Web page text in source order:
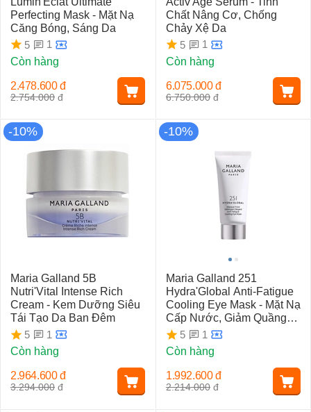
Perfecting Mask - Mặt Nạ
Căng Bóng, Sáng Da
5
1
Còn hàng
2.754.000 đ
2.478.600 đ
Chất Nâng Cơ, Chống
Chảy Xệ Da
5
1
Còn hàng
6.750.000 đ
6.075.000 đ
-10%
Maria Galland 5B
Nutri'Vital Intense Rich
Cream - Kem Dưỡng Siêu
Tái Tạo Da Ban Đêm
5
1
Còn hàng
3.294.000 đ
2.964.600 đ
-10%
Maria Galland 251
Hydra'Global Anti-Fatigue
Cooling Eye Mask - Mặt Nạ
Cấp Nước, Giảm Quầng
Thâm Bọng Mắt
5
1
Còn hàng
2.214.000 đ
1.992.600 đ